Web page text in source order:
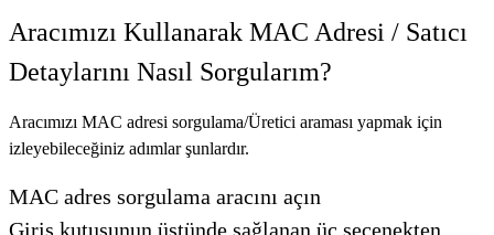
Aracımızı Kullanarak MAC Adresi / Satıcı
Detaylarını Nasıl Sorgularım?
Aracımızı MAC adresi sorgulama/Üretici araması yapmak için
izleyebileceğiniz adımlar şunlardır.
MAC adres sorgulama aracını açın
Giriş kutusunun üstünde sağlanan üç seçenekten